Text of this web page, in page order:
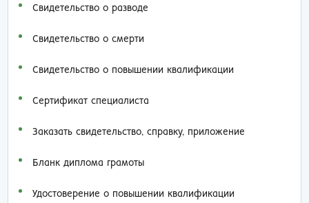
Свидетельство о разводе
Свидетельство о смерти
Свидетельство о повышении квалификации
Сертификат специалиста
Заказать cвидетельство, справку, приложение
Бланк диплома грамоты
Удостоверение о повышении квалификации